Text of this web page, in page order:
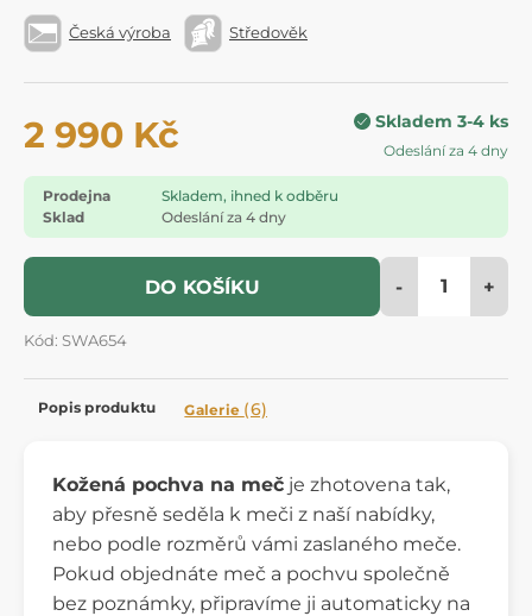
Česká výroba Středověk
2 990 Kč Skladem 3-4 ks
Odeslání za 4 dny
Prodejna
Skladem, ihned k odběru
Sklad
Odeslání za 4 dny
DO KOŠÍKU - +
Kód: SWA654
Popis produktu Galerie (6)
Kožená pochva na meč je zhotovena tak,
aby přesně seděla k meči z naší nabídky,
nebo podle rozměrů vámi zaslaného meče.
Pokud objednáte meč a pochvu společně
bez poznámky, připravíme ji automaticky na